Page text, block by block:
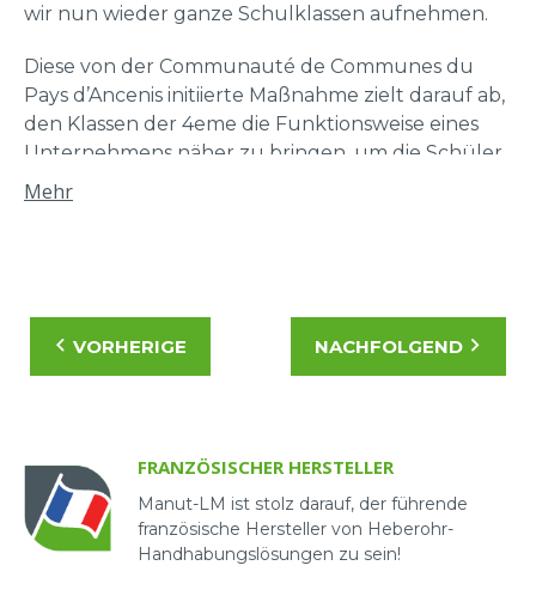
wir nun wieder ganze Schulklassen aufnehmen.
Diese von der Communauté de Communes du
Pays d’Ancenis initiierte Maßnahme zielt darauf ab,
den Klassen der 4eme die Funktionsweise eines
Unternehmens näher zu bringen, um die Schüler
bei der Wahl ihrer Zukunft zu inspirieren.
und Vorgesetzten über die verschiedenen
Berufe im Unternehmen.
Mehr
VORHERIGE NACHFOLGEND
FRANZÖSISCHER HERSTELLER
Manut-LM ist stolz darauf, der führende
französische Hersteller von Heberohr-
Handhabungslösungen zu sein!